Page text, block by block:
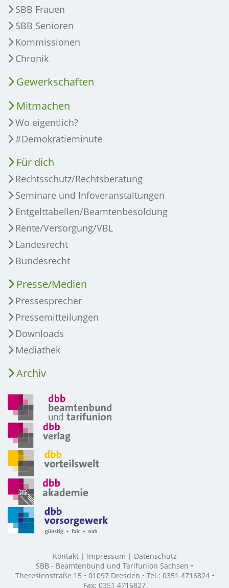
SBB Frauen
SBB Senioren
Kommissionen
Chronik
Gewerkschaften
Mitmachen
Wo eigentlich?
#Demokratieminute
Für dich
Rechtsschutz/Rechtsberatung
Seminare und Infoveranstaltungen
Entgelttabellen/Beamtenbesoldung
Rente/Versorgung/VBL
Landesrecht
Bundesrecht
Presse/Medien
Pressesprecher
Pressemitteilungen
Downloads
Mediathek
Archiv
Kontakt Impressum
Datenschutz
SBB - Beamtenbund und Tarifunion Sachsen •
Theresienstraße 15 • 01097 Dresden • Tel.: 0351 4716824 •
Fax: 0351 4716827